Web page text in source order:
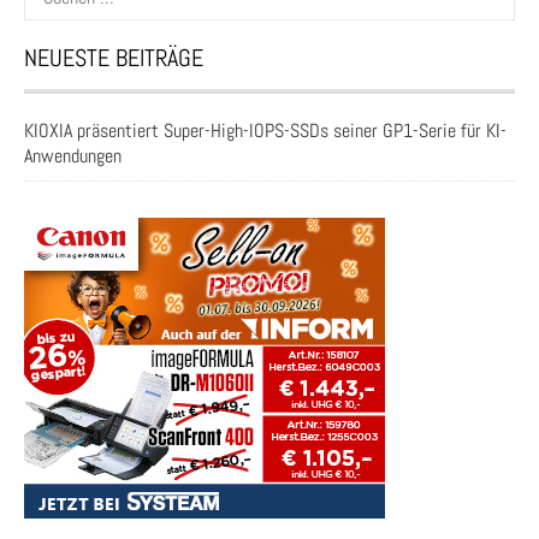
nach:
NEUESTE BEITRÄGE
KIOXIA präsentiert Super-High-IOPS-SSDs seiner GP1-Serie für KI-
Anwendungen